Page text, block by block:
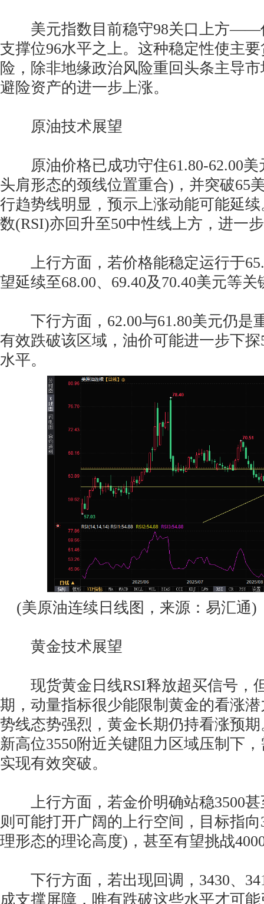
美元指数目前稳守98关口上方——
支撑位96水平之上。这种稳定性使主
险，除非地缘政治风险重回头条主导
避险资产的进一步上涨。
原油技术展望
原油价格已成功守住61.80-62.00美
头肩形态的颈线位置重合)，并突破65
行趋势线明显，预示上涨动能可能延
数(RSI)亦回升至50中性线上方，进一
上行方面，若价格能稳定运行于
望延续至68.00、69.40及70.40美元等
下行方面，62.00与61.80美元仍是
有效跌破该区域，油价可能进一步下探
水平。
(美原油连续日线图，来源：易汇通)
黄金技术展望
现货黄金日线RSI释放超买信号，
期，动量指标很少能限制黄金的看涨
势线态势强烈，黄金长期仍持看涨预
新高位3550附近关键阻力区域压制下
实现有效突破。
上行方面，若金价明确站稳3500甚
则可能打开广阔的上行空间，目标指
理形态的理论高度)，甚至有望挑战
下行方面，若出现回调，3430、
成支撑屏障，唯有跌破这些水平才可